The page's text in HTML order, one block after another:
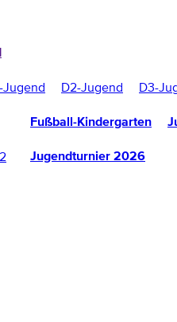
Jugend D2-Jugend D3-
Fußball-Kindergarten
Jugendturnier 2026